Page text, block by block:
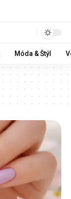
Móda & Štýl